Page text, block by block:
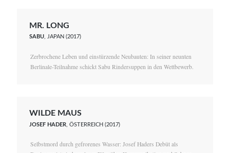
MR. LONG
SABU, JAPAN (2017)
Zerbrochene Leben und einstürzende Neubauten: In seiner neunten
Berlinale-Teilnahme schickt Sabu Rindersuppen in den Wettbewerb.
WILDE MAUS
JOSEF HADER , ÖSTERREICH (2017)
Selbstmord durch gefrorenes Wasser: Josef Haders Debüt als